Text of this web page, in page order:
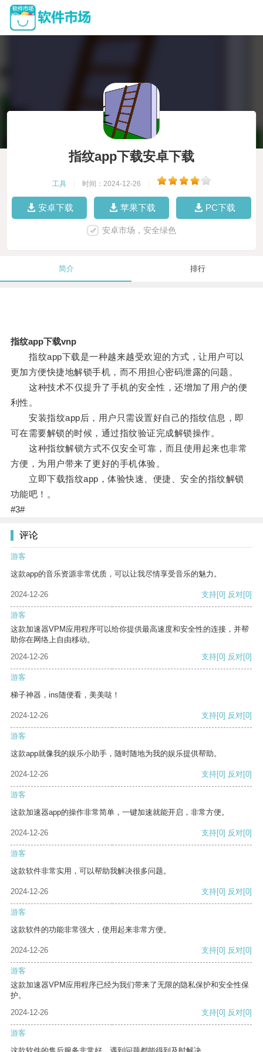
指纹app下载安卓下载
工具 时间：2024-12-26
安卓下载 苹果下载 PC下载
安卓市场，安全绿色
简介 排行
指纹app下载vnp
指纹app下载是一种越来越受欢迎的方式，让用户可以
更加方便快捷地解锁手机，而不用担心密码泄露的问题。
这种技术不仅提升了手机的安全性，还增加了用户的便
利性。
安装指纹app后，用户只需设置好自己的指纹信息，即
可在需要解锁的时候，通过指纹验证完成解锁操作。
这种指纹解锁方式不仅安全可靠，而且使用起来也非常
方便，为用户带来了更好的手机体验。
立即下载指纹app，体验快速、便捷、安全的指纹解锁
功能吧！。
#3#
评论
游客
这款app的音乐资源非常优质，可以让我尽情享受音乐的魅力。
2024-12-26 支持[0] 反对[0]
游客
这款加速器VPM应用程序可以给你提供最高速度和安全性的连接，并帮
助你在网络上自由移动。
2024-12-26
支持[0] 反对[0]
游客
梯子神器，ins随便看，美美哒！
2024-12-26 支持[0] 反对[0]
游客
这款app就像我的娱乐小助手，随时随地为我的娱乐提供帮助。
2024-12-26 支持[0] 反对[0]
游客
这款加速器app的操作非常简单，一键加速就能开启，非常方便。
2024-12-26 支持[0] 反对[0]
游客
这款软件非常实用，可以帮助我解决很多问题。
2024-12-26 支持[0] 反对[0]
游客
这款软件的功能非常强大，使用起来非常方便。
2024-12-26 支持[0] 反对[0]
游客
这款加速器VPM应用程序已经为我们带来了无限的隐私保护和安全性保
护。
2024-12-26
支持[0] 反对[0]
游客